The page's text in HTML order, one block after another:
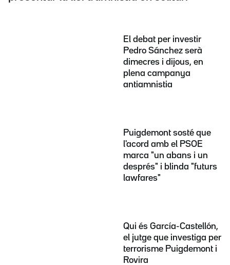
El debat per investir
Pedro Sánchez serà
dimecres i dijous, en
plena campanya
antiamnistia
Puigdemont sosté que
l'acord amb el PSOE
marca "un abans i un
després" i blinda "futurs
lawfares"
Qui és García-Castellón,
el jutge que investiga per
terrorisme Puigdemont i
Rovira